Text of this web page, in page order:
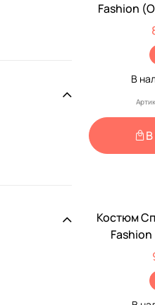
Fashion
Собак
Чемпион
В
Костюм